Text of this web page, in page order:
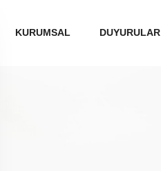
KURUMSAL DUYURULAR